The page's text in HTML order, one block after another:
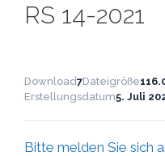
RS 14-2021
Download7Dateigröße
Erstellungsdatum5. Juli
Bitte melden Sie sich